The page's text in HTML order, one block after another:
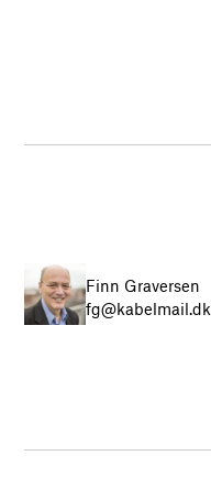
Finn Graversen
fg@kabelmail.dk